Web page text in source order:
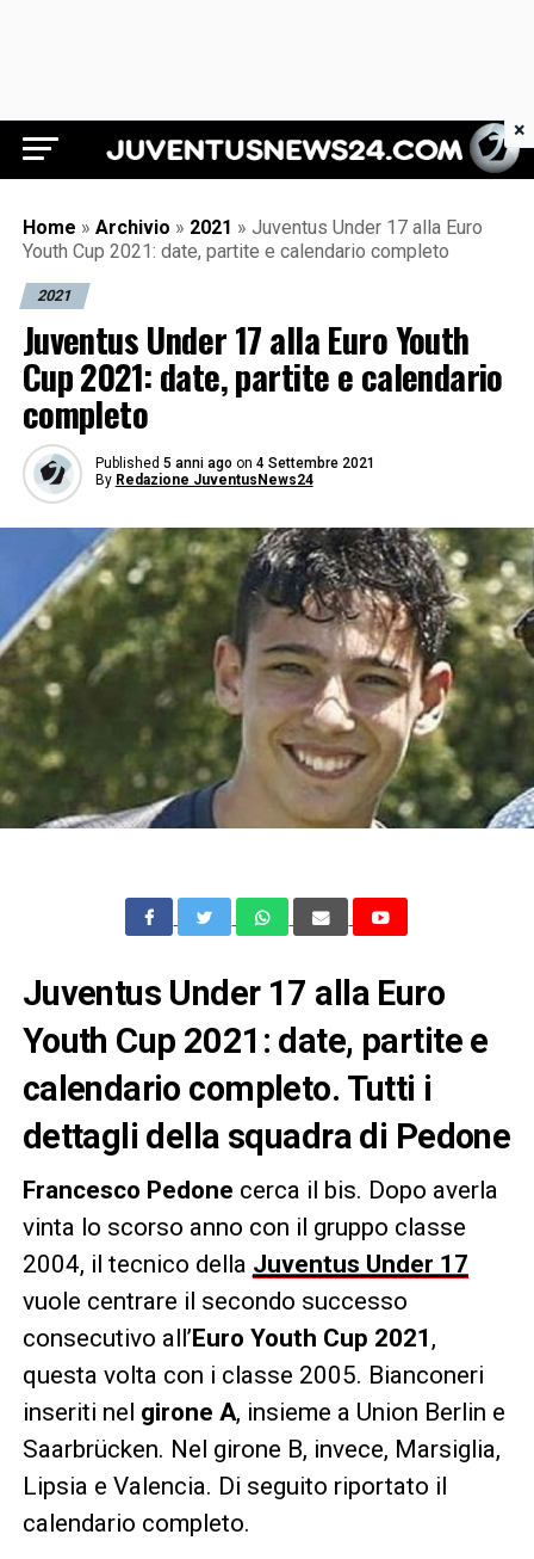
Juventus News 24
Home » Archivio » 2021 » Juventus Under 17 alla Euro
Youth Cup 2021: date, partite e calendario completo
2021
Juventus Under 17 alla Euro Youth
Cup 2021: date, partite e calendario
completo
Published 5 anni ago on 4 Settembre 2021
By Redazione JuventusNews24
Juventus Under 17 alla Euro
Youth Cup 2021: date, partite e
calendario completo. Tutti i
dettagli della squadra di Pedone
Francesco Pedone cerca il bis. Dopo averla
vinta lo scorso anno con il gruppo classe
2004, il tecnico della Juventus Under 17
vuole centrare il secondo successo
consecutivo all’Euro Youth Cup 2021 ,
questa volta con i classe 2005. Bianconeri
inseriti nel girone A, insieme a Union Berlin e
Saarbrücken. Nel girone B, invece, Marsiglia,
Lipsia e Valencia. Di seguito riportato il
calendario completo.
×